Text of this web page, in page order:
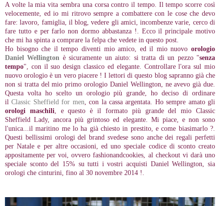
A volte la mia vita sembra una corsa contro il tempo. Il tempo scorre così
velocemente, ed io mi ritrovo sempre a combattere con le cose che devo
fare: lavoro, famiglia, il blog, vedere gli amici, incombenze varie, cerco di
fare tutto e per farlo non dormo abbastanza !. Ecco il principale motivo
che mi ha spinta a comprare la felpa che vedete in questo post.
Ho bisogno che il tempo diventi mio amico, ed il mio nuovo orologio
Daniel Wellington è sicuramente un aiuto: si tratta di un pezzo "senza
tempo", con il suo design classico ed elegante. Controllare l'ora sul mio
nuovo orologio è un vero piacere ! I lettori di questo blog sapranno già che
non si tratta del mio primo orologio Daniel Wellington, ne avevo già due.
Questa volta ho scelto un orologio più grande, ho deciso di ordinare
ilClassic Sheffield for men, con la cassa argentata. Ho sempre amato gli
orologi maschili, e questo è il formato più grande del mio Classic
Sheffield Lady, ancora più grintoso ed elegante. Mi piace, e non sono
l'unica...il maritino me lo ha già chiesto in prestito, e come biasimarlo ?.
Questi bellissimi orologi del brand svedese sono anche dei regali perfetti
per Natale e per altre occasioni, ed uno speciale codice di sconto creato
appositamente per voi, ovvero fashionandcookies, al checkout vi darà uno
speciale sconto del 15% su tutti i vostri acquisti Daniel Wellington, sia
orologi che cinturini, fino al 30 novembre 2014 !.